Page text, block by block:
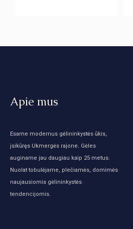
Apie mus
Esame modernus gėlininkystės ūkis,
įsikūręs Ukmergės rajone. Gėles
auginame jau daugiau kaip 25 metus.
Nuolat tobulėjame, plečiamės, domimės
naujausiomis gėlininkystės
tendencijomis.